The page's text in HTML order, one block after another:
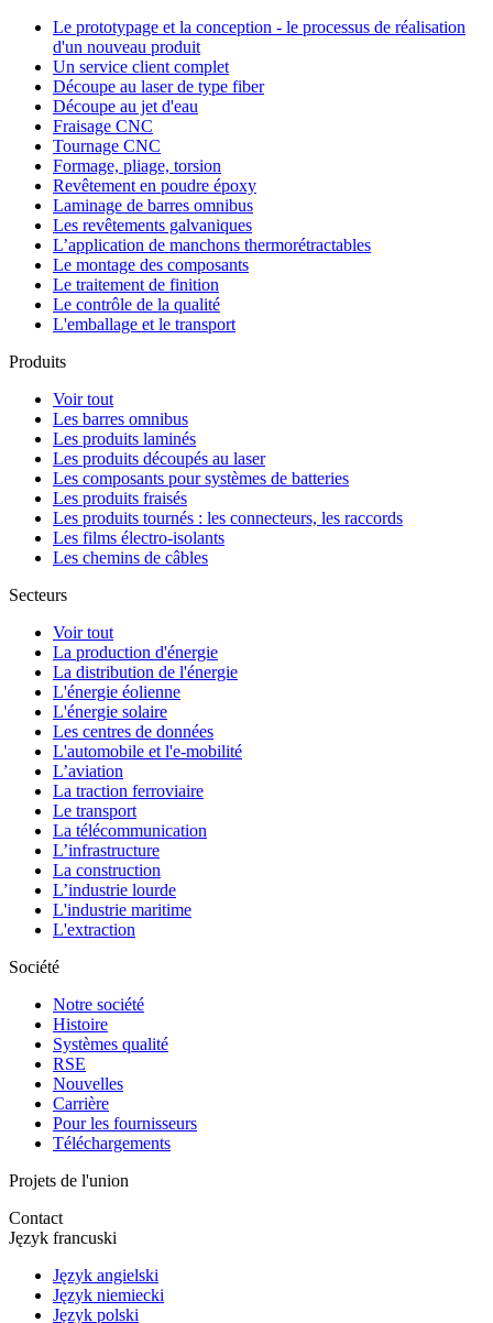
Le prototypage et la conception - le processus de réalisation
d'un nouveau produit
Un service client complet
Découpe au laser de type fiber
Découpe au jet d'eau
Fraisage CNC
Tournage CNC
Formage, pliage, torsion
Revêtement en poudre époxy
Laminage de barres omnibus
Les revêtements galvaniques
L’application de manchons thermorétractables
Le montage des composants
Le traitement de finition
Le contrôle de la qualité
L'emballage et le transport
Produits
Voir tout
Les barres omnibus
Les produits laminés
Les produits découpés au laser
Les composants pour systèmes de batteries
Les produits fraisés
Les produits tournés : les connecteurs, les raccords
Les films électro-isolants
Les chemins de câbles
Secteurs
Voir tout
La production d'énergie
La distribution de l'énergie
L'énergie éolienne
L'énergie solaire
Les centres de données
L'automobile et l'e-mobilité
L’aviation
La traction ferroviaire
Le transport
La télécommunication
L’infrastructure
La construction
L’industrie lourde
L'industrie maritime
L'extraction
Société
Notre société
Histoire
Systèmes qualité
RSE
Nouvelles
Carrière
Pour les fournisseurs
Téléchargements
Projets de l'union
Contact
Język francuski
Język angielski
Język niemiecki
Język polski